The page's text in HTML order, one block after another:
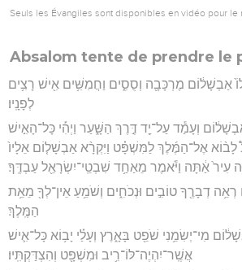
Seuls les Évangiles sont disponibles en vidéo pour le
Absalom tente de prendre le
לוֹ֙ אַבְשָׁל֔וֹם מֶרְכָּבָ֖ה וְסֻסִ֑ים וַחֲמִשִּׁ֥ים אִ֖ישׁ רָצִ֥ים
לְפָנָֽיו׃
וְעָמַ֕ד עַל־יַ֖ד דֶּ֣רֶךְ הַשָּׁ֑עַר וַיְהִ֡י כָּל־הָאִ֣ישׁ
לָב֨וֹא אֶל־הַמֶּ֜לֶךְ לַמִּשְׁפָּ֗ט וַיִּקְרָ֨א אַבְשָׁל֤וֹם אֵלָיו֙
עִיר֙ אַ֔תָּה וַיֹּ֕אמֶר מֵאַחַ֥ד שִׁבְטֵֽי־יִשְׂרָאֵ֖ל עַבְדֶּֽךָ׃
רְאֵ֥ה דְבָרֶ֖ךָ טוֹבִ֣ים וּנְכֹחִ֑ים וְשֹׁמֵ֥עַ אֵין־לְךָ֖ מֵאֵ֥ת
הַמֶּֽלֶךְ׃
מִי־יְשִׂמֵ֥נִי שֹׁפֵ֖ט בָּאָ֑רֶץ וְעָלַ֗י יָב֥וֹא כָּל־אִ֛ישׁ
אֲשֶֽׁר־יִהְיֶה־לּוֹ־רִ֥יב וּמִשְׁפָּ֖ט וְהִצְדַּקְתִּֽיו׃